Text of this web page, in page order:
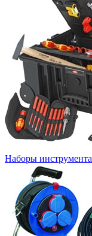
Наборы инструмента